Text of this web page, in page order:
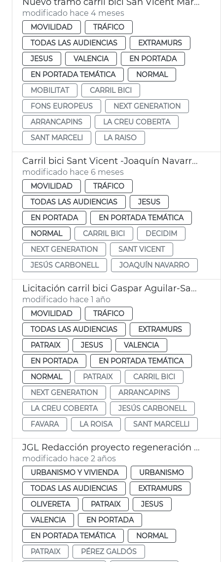
modificado hace 4 meses
MOVILIDAD
TRÁFICO
TODAS LAS AUDIENCIAS
EXTRAMURS
JESUS
VALENCIA
EN PORTADA
EN PORTADA TEMÁTICA
NORMAL
MOBILITAT
CARRIL BICI
FONS EUROPEUS
NEXT GENERATION
ARRANCAPINS
LA CREU COBERTA
SANT MARCELI
LA RAISO
Carril bici Sant Vicent -Joaquín Navarro València
modificado hace 6 meses
MOVILIDAD
TRÁFICO
TODAS LAS AUDIENCIAS
JESUS
EN PORTADA
EN PORTADA TEMÁTICA
NORMAL
CARRIL BICI
DECIDIM
NEXT GENERATION
SANT VICENT
JESÚS CARBONELL
JOAQUÍN NAVARRO
Licitación carril bici Gaspar Aguilar-Sant Vicent València
modificado hace 1 año
MOVILIDAD
TRÁFICO
TODAS LAS AUDIENCIAS
EXTRAMURS
PATRAIX
JESUS
VALENCIA
EN PORTADA
EN PORTADA TEMÁTICA
NORMAL
PATRAIX
CARRIL BICI
NEXT GENERATION
ARRANCAPINS
LA CREU COBERTA
JESÚS CARBONELL
FAVARA
LA ROISA SANT MARCELLI
JGL Redacción proyecto regeneración Pérez Galdós y Giorgeta
modificado hace 2 años
URBANISMO Y VIVIENDA
URBANISMO
TODAS LAS AUDIENCIAS
EXTRAMURS
OLIVERETA
PATRAIX
JESUS
VALENCIA
EN PORTADA
EN PORTADA TEMÁTICA
NORMAL
PATRAIX
PÉREZ GALDÓS